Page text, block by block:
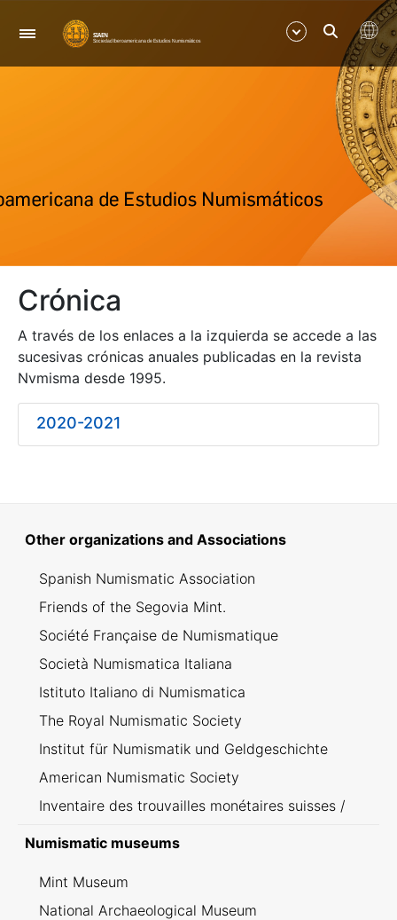
Navigation
Show/Hide
Show/Hide
Show/Hide
Crónica
A través de los enlaces a la izquierda se accede a las
sucesivas crónicas anuales publicadas en la revista
Nvmisma desde 1995.
2020-2021
Other organizations and Associations
Spanish Numismatic Association
Friends of the Segovia Mint.
Société Française de Numismatique
Società Numismatica Italiana
Istituto Italiano di Numismatica
The Royal Numismatic Society
Institut für Numismatik und Geldgeschichte
American Numismatic Society
Inventaire des trouvailles monétaires suisses /
Numismatic museums
Mint Museum
National Archaeological Museum